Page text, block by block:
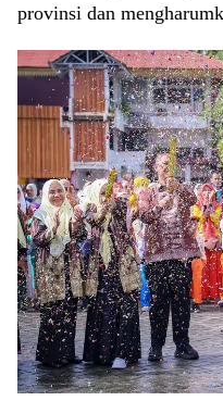
provinsi dan